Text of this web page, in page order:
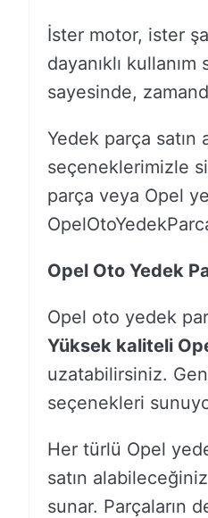
İster motor, ister
dayanıklı
sayesinde,
Yedek parça satın
seçeneklerimizle
parça veya Opel
Opel Oto Yedek
Opel oto yedek
Yüksek kaliteli
uzatabilirsiniz.
seçenekleri
Her türlü Opel
satın
sunar. Parçaların